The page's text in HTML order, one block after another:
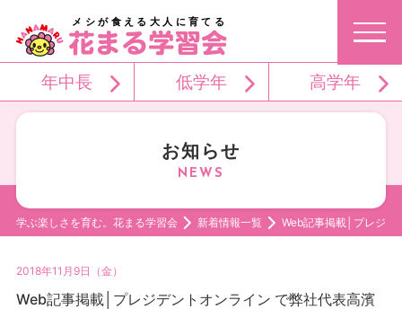
メシが食える大人に育てる
年中長 低学年 高学年
お知らせ
学ぶ楽しさを育む。花まる学習会 新着情報一覧 Web記事掲載│プレジデ
2018年11月9日（金）
Web記事掲載│プレジデントオンライン で弊社代表高濱